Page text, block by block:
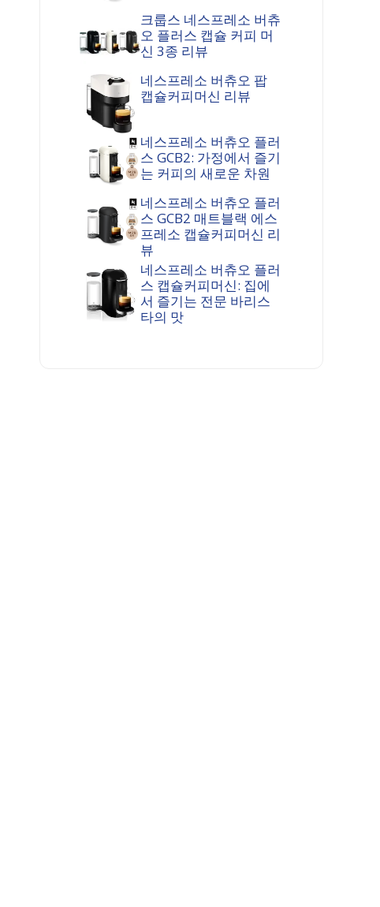
크룹스 네스프레소 버츄
오 플러스 캡슐 커피 머
신 3종 리뷰
네스프레소 버츄오 팝
캡슐커피머신 리뷰
네스프레소 버츄오 플러
스 GCB2: 가정에서 즐기
는 커피의 새로운 차원
네스프레소 버츄오 플러
스 GCB2 매트블랙 에스
프레소 캡슐커피머신 리
뷰
네스프레소 버츄오 플러
스 캡슐커피머신: 집에
서 즐기는 전문 바리스
타의 맛